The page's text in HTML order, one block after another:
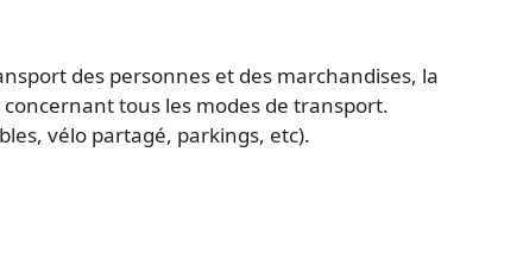
des personnes et des marchandises, la
tous les modes de transport.
vélo partagé, parkings, etc).